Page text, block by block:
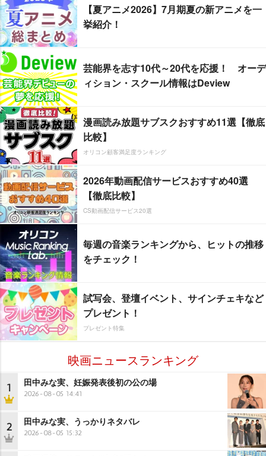
【夏アニメ2026】7月期夏の新アニメを一
挙紹介！
芸能界を志す10代～20代を応援！ オーデ
ィション・スクール情報はDeview
漫画読み放題サブスクおすすめ11選【徹底
比較】
オリコン顧客満足度ランキング
2026年動画配信サービスおすすめ40選
【徹底比較】
CS動画配信サービス20選
毎週の音楽ランキングから、ヒットの推移
をチェック！
試写会、登壇イベント、サインチェキなど
プレゼント！
プレゼント特集
映画ニュースランキング
1 田中みな実、妊娠発表後初の公の場
2026-08-05 14:41
2 田中みな実、うっかりネタバレ
2026-08-05 15:32